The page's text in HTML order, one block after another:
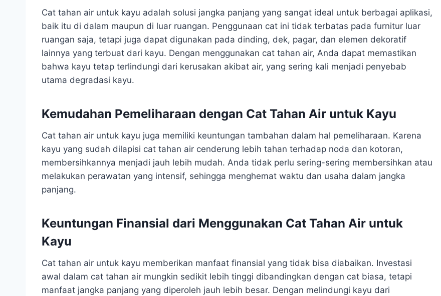
Cat tahan air untuk kayu adalah solusi jangka panjang yang sangat ideal untuk berbagai aplikasi,
baik itu di dalam maupun di luar ruangan. Penggunaan cat ini tidak terbatas pada furnitur luar
ruangan saja, tetapi juga dapat digunakan pada dinding, dek, pagar, dan elemen dekoratif
lainnya yang terbuat dari kayu. Dengan menggunakan cat tahan air, Anda dapat memastikan
bahwa kayu tetap terlindungi dari kerusakan akibat air, yang sering kali menjadi penyebab
utama degradasi kayu.
Kemudahan Pemeliharaan dengan Cat Tahan Air untuk Kayu
Cat tahan air untuk kayu juga memiliki keuntungan tambahan dalam hal pemeliharaan. Karena
kayu yang sudah dilapisi cat tahan air cenderung lebih tahan terhadap noda dan kotoran,
membersihkannya menjadi jauh lebih mudah. Anda tidak perlu sering-sering membersihkan atau
melakukan perawatan yang intensif, sehingga menghemat waktu dan usaha dalam jangka
panjang.
Keuntungan Finansial dari Menggunakan Cat Tahan Air untuk
Kayu
Cat tahan air untuk kayu memberikan manfaat finansial yang tidak bisa diabaikan. Investasi
awal dalam cat tahan air mungkin sedikit lebih tinggi dibandingkan dengan cat biasa, tetapi
manfaat jangka panjang yang diperoleh jauh lebih besar. Dengan melindungi kayu dari